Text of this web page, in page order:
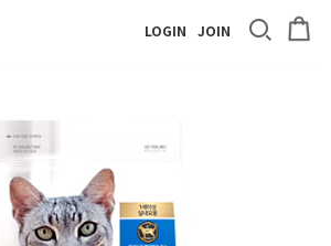
LOGIN JOIN